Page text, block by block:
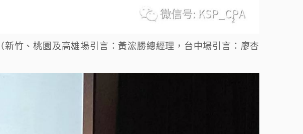
（新竹、桃園及高雄場引言：黃浤勝總經理，台中場引言：廖杏